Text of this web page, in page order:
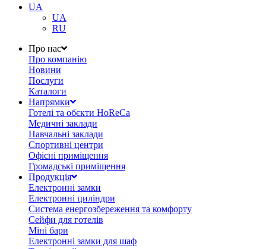
UA
UA
RU
Про нас
Про компанію
Новини
Послуги
Каталоги
Напрямки
Готелі та обєкти HoReCa
Медичні заклади
Навчальні заклади
Спортивні центри
Офісні приміщення
Громадські приміщення
Продукція
Електронні замки
Електронні циліндри
Система енергозбереження та комфорту
Сейфи для готелів
Міні бари
Електронні замки для шаф